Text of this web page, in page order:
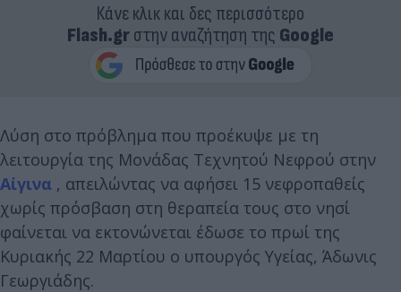
Κάνε κλικ και δες περισσότερο
Flash.grστην αναζήτηση της Google
Λύση στο πρόβλημα που προέκυψε με τη
λειτουργία της Μονάδας Τεχνητού Νεφρού στην
Αίγινα , απειλώντας να αφήσει 15 νεφροπαθείς
χωρίς πρόσβαση στη θεραπεία τους στο νησί
φαίνεται να εκτονώνεται έδωσε το πρωί της
Κυριακής 22 Μαρτίου ο υπουργός Υγείας, Άδωνις
Γεωργιάδης.